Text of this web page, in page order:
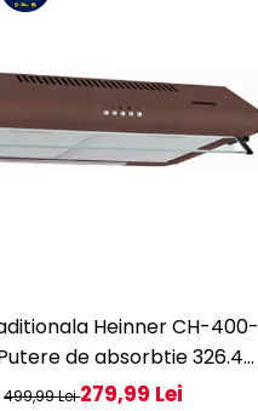
Heinner CH-400-
de absorbtie 326.4
2 motoare, 60 cm, Maro
499,99 Lei279,99 Lei